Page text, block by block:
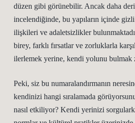
düzen gibi görünebilir. Ancak daha
incelendiğinde, bu yapıların içinde
ilişkileri ve adaletsizlikler
birey, farklı fırsatlar ve zorluklarla
ilerlemek yerine, kendi yolunu bulmak
Peki, siz bu numaralandırmanın
kendinizi hangi sıralamada
nasıl etkiliyor? Kendi yerinizi